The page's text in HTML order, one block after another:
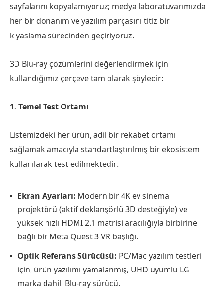
sayfalarını kopyalamıyoruz; medya laboratuvarımızda
her bir donanım ve yazılım parçasını titiz bir
kıyaslama sürecinden geçiriyoruz.
3D Blu-ray çözümlerini değerlendirmek için
kullandığımız çerçeve tam olarak şöyledir:
1. Temel Test Ortamı
Listemizdeki her ürün, adil bir rekabet ortamı
sağlamak amacıyla standartlaştırılmış bir ekosistem
kullanılarak test edilmektedir:
Ekran Ayarları: Modern bir 4K ev sinema
projektörü (aktif deklanşörlü 3D desteğiyle) ve
yüksek hızlı HDMI 2.1 matrisi aracılığıyla birbirine
bağlı bir Meta Quest 3 VR başlığı.
Optik Referans Sürücüsü: PC/Mac yazılım testleri
için, ürün yazılımı yamalanmış, UHD uyumlu LG
marka dahili Blu-ray sürücü.